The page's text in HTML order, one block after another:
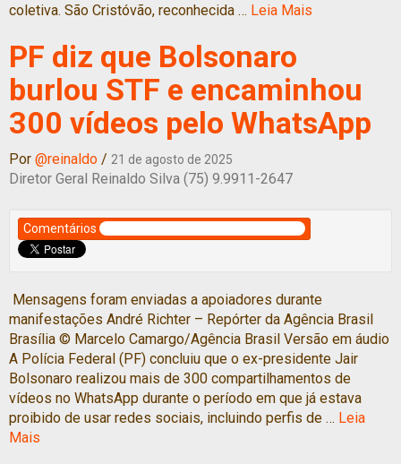
coletiva. São Cristóvão, reconhecida … Leia Mais
PF diz que Bolsonaro
burlou STF e encaminhou
300 vídeos pelo WhatsApp
Por @reinaldo / 21 de agosto de 2025
Diretor Geral Reinaldo Silva (75) 9.9911-2647
Comentários
Mensagens foram enviadas a apoiadores durante
manifestações André Richter – Repórter da Agência Brasil
Brasília © Marcelo Camargo/Agência Brasil Versão em áudio
A Polícia Federal (PF) concluiu que o ex-presidente Jair
Bolsonaro realizou mais de 300 compartilhamentos de
vídeos no WhatsApp durante o período em que já estava
proibido de usar redes sociais, incluindo perfis de … Leia
Mais